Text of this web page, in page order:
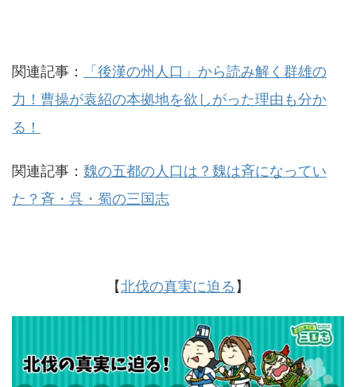
関連記事：
「後漢の州人口」から読み解く群雄の
力！曹操が袁紹の本拠地を欲しがった理由も分か
る！
関連記事： 魏の五都の人口は？魏は斉になってい
た？斉・呉・蜀の三国志
【北伐の真実に迫る 】